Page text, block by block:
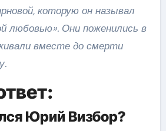
которую он называл
любовью». Они поженились в
вместе до смерти
Юрий Визбор?